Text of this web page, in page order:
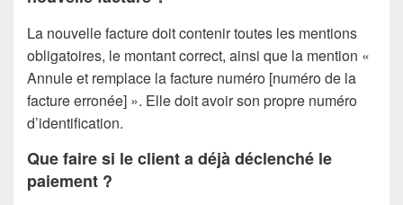
La nouvelle facture doit contenir toutes les mentions
obligatoires, le montant correct, ainsi que la mention «
Annule et remplace la facture numéro [numéro de la
facture erronée] ». Elle doit avoir son propre numéro
d’identification.
Que faire si le client a déjà déclenché le
paiement ?